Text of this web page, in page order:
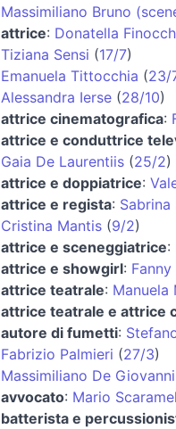
Massimiliano Bruno
attrice: Donatella
Tiziana Sensi (17/7)
Emanuela Tittocchia (23/
Alessandra Ierse (28/10)
attrice cinematografica:
attrice e conduttrice
Gaia De Laurentiis (25/2)
attrice e doppiatrice:
attrice e regista: Sabrina
Cristina Mantis (9/2)
attrice e sceneggiatrice:
attrice e showgirl:
attrice teatrale: Manuela
attrice teatrale e attrice
autore di fumetti:
Fabrizio Palmieri (27/3)
Massimiliano De Giovanni
avvocato: Mario
batterista e